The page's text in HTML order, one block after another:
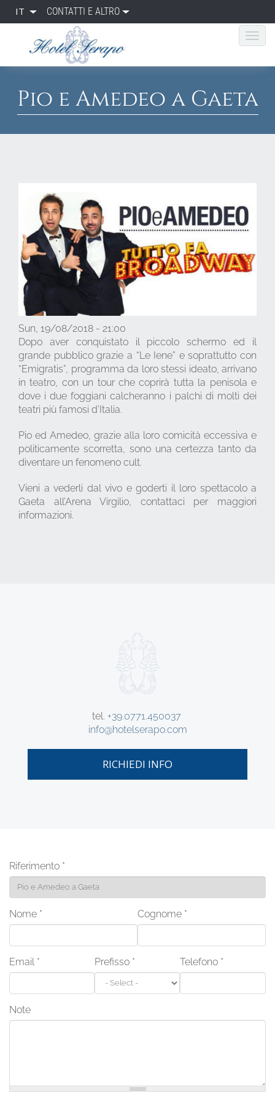
IT CONTATTI E ALTRO
Pio e Amedeo a Gaeta
Sun, 19/08/2018 - 21:00
Dopo aver conquistato il piccolo schermo ed il
grande pubblico grazie a “Le Iene” e soprattutto con
“Emigratis”, programma da loro stessi ideato, arrivano
in teatro, con un tour che coprirà tutta la penisola e
dove i due foggiani calcheranno i palchi di molti dei
teatri più famosi d’Italia.
Pio ed Amedeo, grazie alla loro comicità eccessiva e
politicamente scorretta, sono una certezza tanto da
diventare un fenomeno cult.
Vieni a vederli dal vivo e goderti il loro spettacolo a
Gaeta all’Arena Virgilio, contattaci per maggiori
informazioni.
tel. +39.0771.450037
info@hotelserapo.com
RICHIEDI INFO
Riferimento *
Nome * Cognome *
Email * Prefisso * Telefono *
Note